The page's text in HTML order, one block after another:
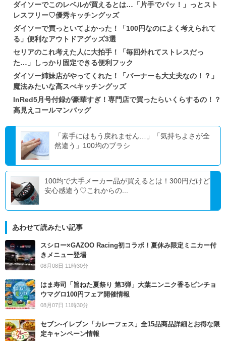
ダイソーでこのレベルが買えるとは…「片手でパッ！」っとスト
レスフリー♡優秀キッチングッズ
ダイソーで買っといてよかった！「100円なのによく考えられて
る」便利なアウトドアグッズ3選
セリアのこれ考えた人に大拍手！「毎回外れてストレスだっ
た…」しっかり固定できる便利フック
ダイソー姉妹店がやってくれた！「バーナーも大丈夫なの！？」
魔法みたいな高スぺキッチングッズ
InRed5月号付録が豪華すぎ！専門店で買ったらいくらするの！？
高見えコールマンバッグ
「素手にはもう戻れません…」「気持ちよさが全
然違う」100均のブラシ
100均で大手メーカー品が買えるとは！300円だけど
安心感違う♡これからの...
あわせて読みたい記事
スシロー×GAZOO Racing初コラボ！夏休み限定ミニカー付
きメニュー登場
08月08日 11時30分
はま寿司「旨ねた夏祭り 第3弾」大葉ニンニク香るビンチョ
ウマグロ100円フェア開催情報
08月07日 11時30分
セブン‐イレブン「カレーフェス」全15品商品詳細とお得な限
定キャンペーン情報